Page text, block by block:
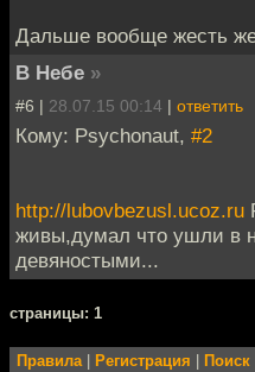
Дальше вообще жесть
В Небе »
#6 | 28.07.15 00:14 | ответить
Кому: Psychonaut, #2
http://lubovbezusl.ucoz.ru
живы,думал что ушли в
девяностыми...
cтраницы: 1
Правила| Регистрация Поиск